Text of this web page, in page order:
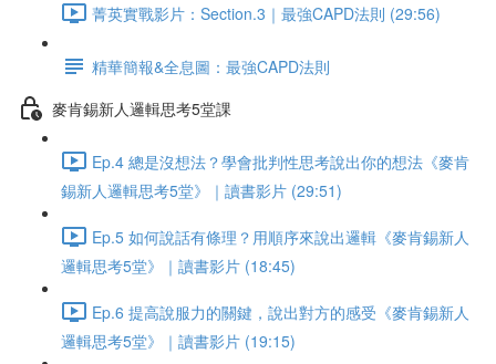
菁英實戰影片：Section.3｜最強CAPD法則 (29:56)
精華簡報&全息圖：最強CAPD法則
麥肯錫新人邏輯思考5堂課
Ep.4 總是沒想法？學會批判性思考說出你的想法《麥肯
錫新人邏輯思考5堂》｜讀書影片 (29:51)
Ep.5 如何說話有條理？用順序來說出邏輯《麥肯錫新人
邏輯思考5堂》｜讀書影片 (18:45)
Ep.6 提高說服力的關鍵，說出對方的感受《麥肯錫新人
邏輯思考5堂》｜讀書影片 (19:15)